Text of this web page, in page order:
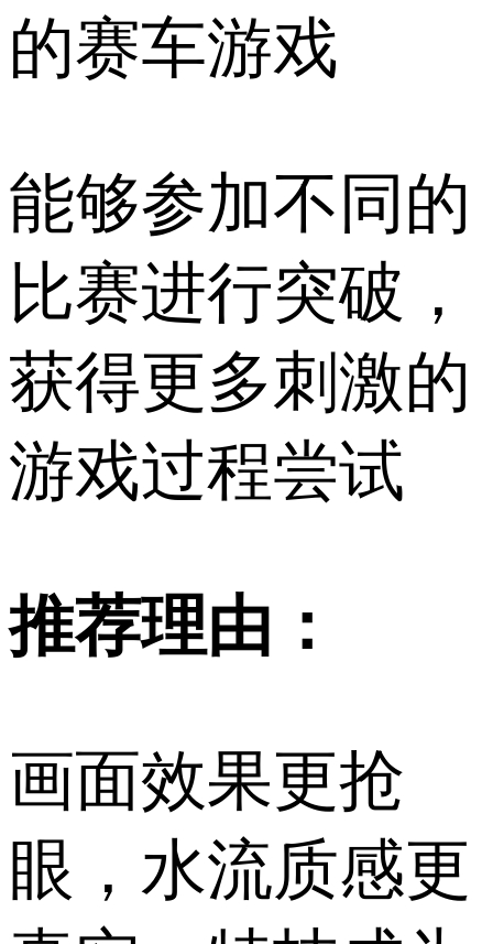
的赛车游戏
能够参加不同的
比赛进行突破，
获得更多刺激的
游戏过程尝试
推荐理由：
画面效果更抢
眼，水流质感更